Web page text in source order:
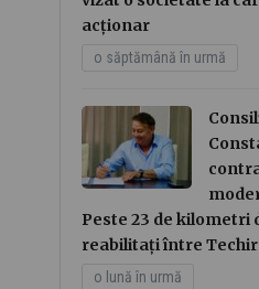
acționar
o săptămână în urmă
Peste 23 de kilometri
reabilitați între
o lună în urmă